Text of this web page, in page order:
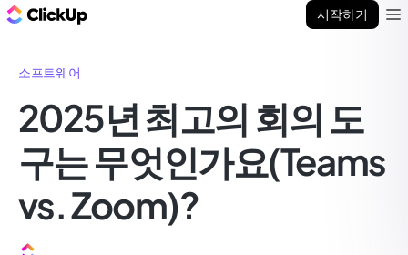
시작하기
소프트웨어
2025년 최고의 회의 도
구는 무엇인가요(Teams
vs. Zoom)?